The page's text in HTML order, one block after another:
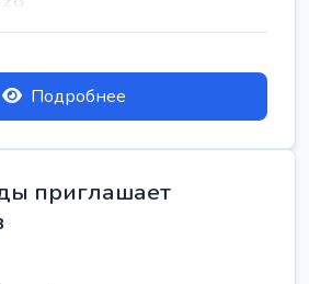
Подробнее
приглашает